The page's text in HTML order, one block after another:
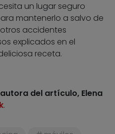
un lugar seguro
mantenerlo a salvo de
accidentes
explicados en el
receta.
del artículo, Elena
.